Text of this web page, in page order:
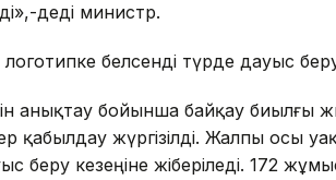
деді министр.
белсенді түрде дауыс
анықтау бойынша байқау биылғы
қабылдау жүргізілді. Жалпы осы
беру кезеңіне жіберіледі. 172